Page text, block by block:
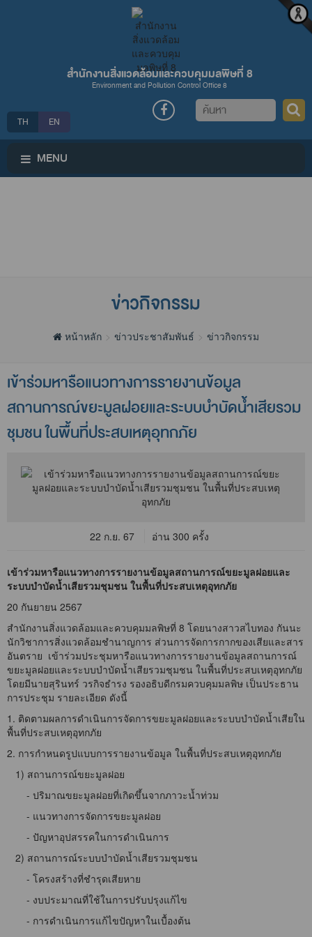
สำนักงานสิ่งแวดล้อมและควบคุมมลพิษที่ 8
Environment and Pollution Control Office 8
TH EN
ค้นหา
MENU
ข่าวกิจกรรม
หน้าหลัก ข่าวประชาสัมพันธ์ ข่าวกิจกรรม
เข้าร่วมหารือแนวทางการรายงานข้อมูล
สถานการณ์ขยะมูลฝอยและระบบบำบัดน้ำเสียรวม
ชุมชน ในพื้นที่ประสบเหตุอุทกภัย
22 ก.ย. 67 อ่าน 300 ครั้ง
เข้าร่วมหารือแนวทางการรายงานข้อมูลสถานการณ์ขยะมูลฝอยและ
ระบบบำบัดน้ำเสียรวมชุมชน ในพื้นที่ประสบเหตุอุทกภัย
20 กันยายน 2567
สำนักงานสิ่งแวดล้อมและควบคุมมลพิษที่ 8 โดยนางสาวสไบทอง กันนะ
นักวิชาการสิ่งแวดล้อมชำนาญการ ส่วนการจัดการกากของเสียและสาร
อันตราย เข้าร่วมประชุมหารือแนวทางการรายงานข้อมูลสถานการณ์
ขยะมูลฝอยและระบบบำบัดน้ำเสียรวมชุมชน ในพื้นที่ประสบเหตุอุทกภัย
โดยมีนายสุรินทร์ วรกิจธำรง รองอธิบดีกรมควบคุมมลพิษ เป็นประธาน
การประชุม รายละเอียด ดังนี้
1. ติดตามผลการดำเนินการจัดการขยะมูลฝอยและระบบบำบัดน้ำเสียใน
พื้นที่ประสบเหตุอุทกภัย
2. การกำหนดรูปแบบการรายงานข้อมูล ในพื้นที่ประสบเหตุอุทกภัย
1) สถานการณ์ขยะมูลฝอย
- ปริมาณขยะมูลฝอยที่เกิดขึ้นจากภาวะน้ำท่วม
- แนวทางการจัดการขยะมูลฝอย
- ปัญหาอุปสรรคในการดำเนินการ
2) สถานการณ์ระบบบำบัดน้ำเสียรวมชุมชน
- โครงสร้างที่ชำรุดเสียหาย
- งบประมาณที่ใช้ในการปรับปรุงแก้ไข
- การดำเนินการแก้ไขปัญหาในเบื้องต้น